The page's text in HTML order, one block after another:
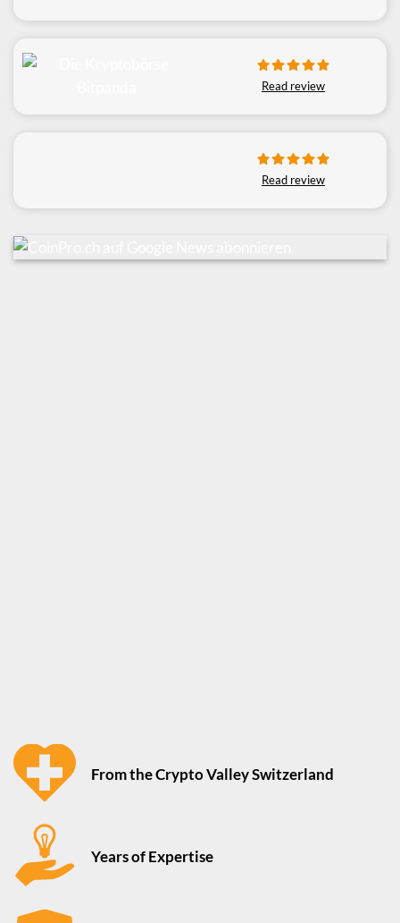
Read review
Read review
From the Crypto Valley Switzerland
Years of Expertise